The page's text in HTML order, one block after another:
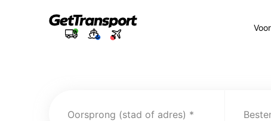
Oorsprong (stad of adres)